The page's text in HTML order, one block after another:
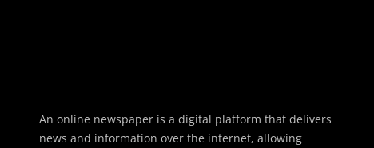
An online newspaper is a digital platform that delivers
news and information over the internet, allowing